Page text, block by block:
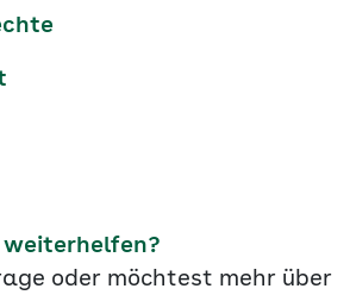
oder möchtest mehr über